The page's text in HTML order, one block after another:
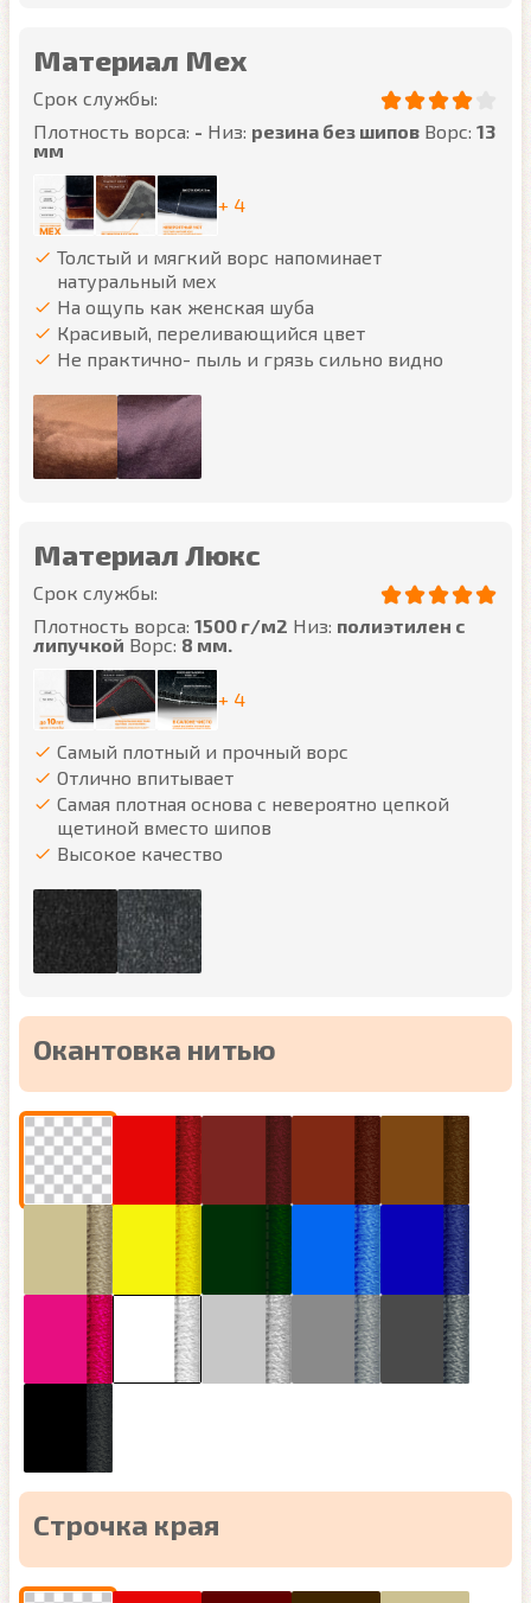
Материал Мех
Срок службы:
Плотность ворса: - Низ: резина без шипов Ворс: 13
мм
+ 4
Толстый и мягкий ворс напоминает
натуральный мех
На ощупь как женская шуба
Красивый, переливающийся цвет
Не практично- пыль и грязь сильно видно
Материал Люкс
Срок службы:
Плотность ворса: 1500 г/м2 Низ: полиэтилен с
липучкой Ворс: 8 мм.
+ 4
Самый плотный и прочный ворс
Отлично впитывает
Самая плотная основа с невероятно цепкой
щетиной вместо шипов
Высокое качество
Окантовка нитью
Строчка края